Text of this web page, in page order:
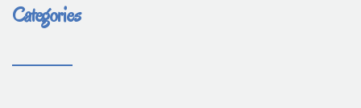
Categories